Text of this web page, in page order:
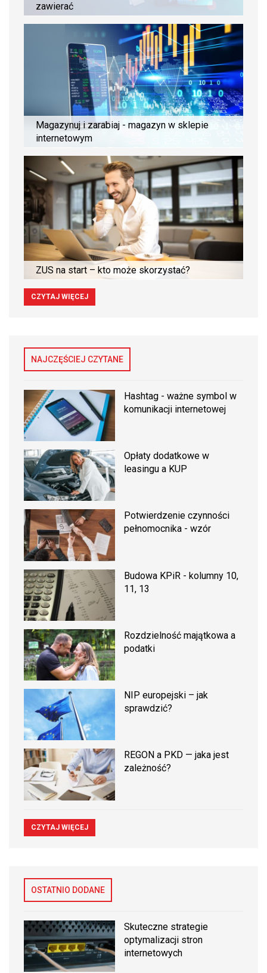
zawierać
Magazynuj i zarabiaj - magazyn w sklepie
internetowym
ZUS na start – kto może skorzystać?
CZYTAJ WIĘCEJ
NAJCZĘŚCIEJ CZYTANE
Hashtag - ważne symbol w
komunikacji internetowej
Opłaty dodatkowe w
leasingu a KUP
Potwierdzenie czynności
pełnomocnika - wzór
Budowa KPiR - kolumny 10,
11, 13
Rozdzielność majątkowa a
podatki
NIP europejski – jak
sprawdzić?
REGON a PKD — jaka jest
zależność?
CZYTAJ WIĘCEJ
OSTATNIO DODANE
Skuteczne strategie
optymalizacji stron
internetowych